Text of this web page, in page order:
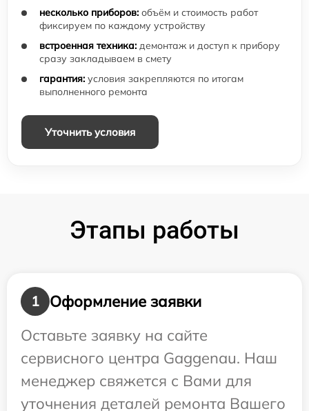
несколько приборов: объём и стоимость работ
фиксируем по каждому устройству
встроенная техника: демонтаж и доступ к прибору
сразу закладываем в смету
гарантия: условия закрепляются по итогам
выполненного ремонта
Уточнить условия
Этапы работы
1
Оформление заявки
Оставьте заявку на сайте
сервисного центра Gaggenau. Наш
менеджер свяжется с Вами для
уточнения деталей ремонта Вашего